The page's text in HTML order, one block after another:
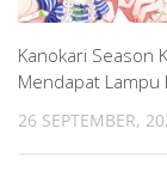
Kanokari Season
Mendapat Lampu
26 SEPTEMBER,